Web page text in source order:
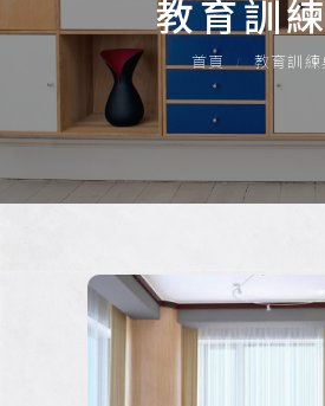
教育訓
首頁 教育訓練
辦公傢俱系列
鋁合金宿舍床組
系統傢俱
教育訓練桌
鋁合金屏風系列
辦公室隔間系列
E70高隔間系列